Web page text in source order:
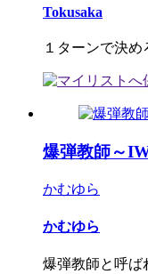
Tokusaka
１ターンで決め
爆弾教師～
かむゆら
かむゆら
爆弾教師と呼ば